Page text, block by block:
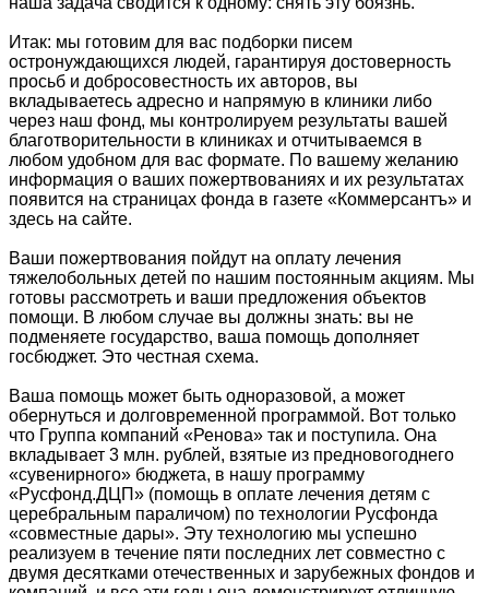
Итак: мы готовим для вас подборки писем
остронуждающихся людей, гарантируя достоверность
просьб и добросовестность их авторов, вы
вкладываетесь адресно и напрямую в клиники либо
через наш фонд, мы контролируем результаты вашей
благотворительности в клиниках и отчитываемся в
любом удобном для вас формате. По вашему желанию
информация о ваших пожертвованиях и их результатах
появится на страницах фонда в газете «Коммерсантъ» и
здесь на сайте.
Ваши пожертвования пойдут на оплату лечения
тяжелобольных детей по нашим постоянным акциям. Мы
готовы рассмотреть и ваши предложения объектов
помощи. В любом случае вы должны знать: вы не
подменяете государство, ваша помощь дополняет
госбюджет. Это честная схема.
Ваша помощь может быть одноразовой, а может
обернуться и долговременной программой. Вот только
что Группа компаний «Ренова» так и поступила. Она
вкладывает 3 млн. рублей, взятые из предновогоднего
«сувенирного» бюджета, в нашу программу
«Русфонд.ДЦП» (помощь в оплате лечения детям с
церебральным параличом) по технологии Русфонда
«совместные дары». Эту технологию мы успешно
реализуем в течение пяти последних лет совместно с
двумя десятками отечественных и зарубежных фондов и